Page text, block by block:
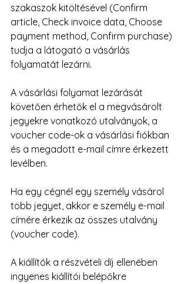
szakaszok kitöltésével (Confirm
article, Check invoice data, Choose
payment method, Confirm purchase)
tudja a látogató a vásárlás
folyamatát lezárni.
A vásárlási folyamat lezárását
követően érhetők el a megvásárolt
jegyekre vonatkozó utalványok, a
voucher code-ok a vásárlási fiókban
és a megadott e-mail címre érkezett
levélben.
Ha egy cégnél egy személy vásárol
több jegyet, akkor e személy e-mail
címére érkezik az összes utalvány
(voucher code).
A kiállítók a részvételi díj ellenében
ingyenes kiállítói belépőkre